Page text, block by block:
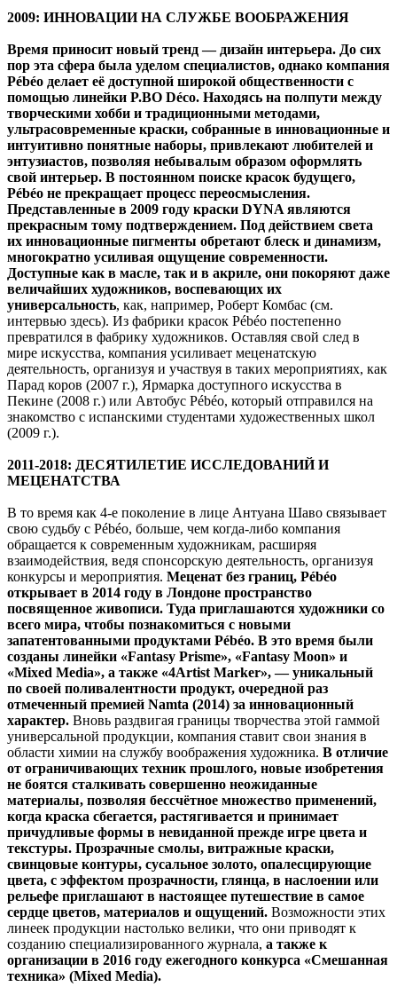
2009: ИННОВАЦИИ НА СЛУЖБЕ ВООБРАЖЕНИЯ
Время приносит новый тренд — дизайн интерьера. До сих
пор эта сфера была уделом специалистов, однако компания
Pébéo делает её доступной широкой общественности с
помощью линейки P.BO Déco. Находясь на полпути между
творческими хобби и традиционными методами,
ультрасовременные краски, собранные в инновационные и
интуитивно понятные наборы, привлекают любителей и
энтузиастов, позволяя небывалым образом оформлять
свой интерьер. В постоянном поиске красок будущего,
Pébéo не прекращает процесс переосмысления.
Представленные в 2009 году краски DYNA являются
прекрасным тому подтверждением. Под действием света
их инновационные пигменты обретают блеск и динамизм,
многократно усиливая ощущение современности.
Доступные как в масле, так и в акриле, они покоряют даже
величайших художников, воспевающих их
универсальность, как, например, Роберт Комбас (см.
интервью здесь). Из фабрики красок Pébéo постепенно
превратился в фабрику художников. Оставляя свой след в
мире искусства, компания усиливает меценатскую
деятельность, организуя и участвуя в таких мероприятиях, как
Парад коров (2007 г.), Ярмарка доступного искусства в
Пекине (2008 г.) или Автобус Pébéo, который отправился на
знакомство с испанскими студентами художественных школ
(2009 г.).
2011-2018: ДЕСЯТИЛЕТИЕ ИССЛЕДОВАНИЙ И
МЕЦЕНАТСТВА
В то время как 4-е поколение в лице Антуана Шаво связывает
свою судьбу с Pébéo, больше, чем когда-либо компания
обращается к современным художникам, расширяя
взаимодействия, ведя спонсорскую деятельность, организуя
конкурсы и мероприятия. Меценат без границ, Pébéo
открывает в 2014 году в Лондоне пространство
посвященное живописи. Туда приглашаются художники со
всего мира, чтобы познакомиться с новыми
запатентованными продуктами Pébéo. В это время были
созданы линейки «Fantasy Prisme», «Fantasy Moon» и
«Mixed Media», а также «4Artist Marker», — уникальный
по своей поливалентности продукт, очередной раз
отмеченный премией Namta (2014) за инновационный
характер. Вновь раздвигая границы творчества этой гаммой
универсальной продукции, компания ставит свои знания в
области химии на службу воображения художника. В отличие
от ограничивающих техник прошлого, новые изобретения
не боятся сталкивать совершенно неожиданные
материалы, позволяя бессчётное множество применений,
когда краска сбегается, растягивается и принимает
причудливые формы в невиданной прежде игре цвета и
текстуры. Прозрачные смолы, витражные краски,
свинцовые контуры, сусальное золото, опалесцирующие
цвета, с эффектом прозрачности, глянца, в наслоении или
рельефе приглашают в настоящее путешествие в самое
сердце цветов, материалов и ощущений. Возможности этих
линеек продукции настолько велики, что они приводят к
созданию специализированного журнала, а также к
организации в 2016 году ежегодного конкурса «Смешанная
техника» (Mixed Media).